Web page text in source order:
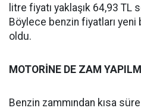
litre fiyatı yaklaşık 64,93
Böylece benzin fiyatları
oldu.
MOTORİNE DE ZAM
Benzin zammından kısa